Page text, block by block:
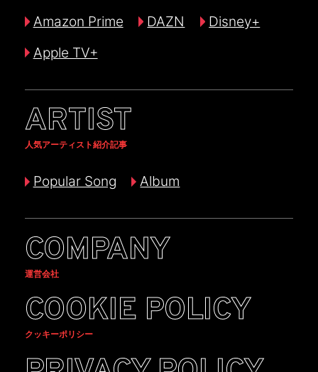
Amazon Prime
DAZN
Disney+
Apple TV+
ARTIST
人気アーティスト紹介記事
Popular Song Album
COMPANY
運営会社
COOKIE POLICY
クッキーポリシー